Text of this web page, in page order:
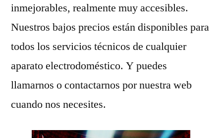
inmejorables, realmente muy accesibles.
Nuestros bajos precios están disponibles para
todos los servicios técnicos de cualquier
aparato electrodoméstico. Y puedes
llamarnos o contactarnos por nuestra web
cuando nos necesites.